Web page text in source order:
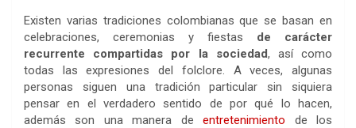
Existen varias tradiciones colombianas que se basan en
celebraciones, ceremonias y fiestas de carácter
recurrente compartidas por la sociedad, así como
todas las expresiones del folclore. A veces, algunas
personas siguen una tradición particular sin siquiera
pensar en el verdadero sentido de por qué lo hacen,
además son una manera deentretenimiento de los